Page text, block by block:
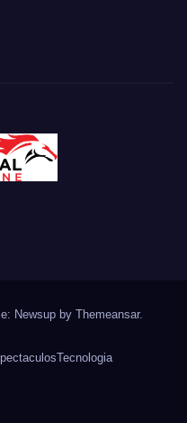
Newsup by Themeansar.
Tecnologia